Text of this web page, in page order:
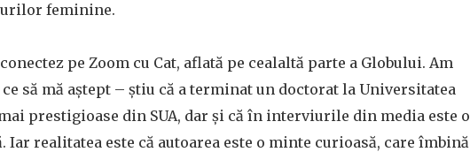
feminine.
pe Zoom cu Cat, aflată pe cealaltă parte a Globului. Am
să mă aștept – știu că a terminat un doctorat la Universitatea
prestigioase din SUA, dar și că în interviurile din media este o
Iar realitatea este că autoarea este o minte curioasă, care îmbină